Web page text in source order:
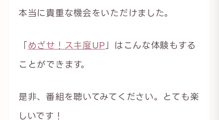
本当に貴重な機会をいただけました。
めざせ！スキ度UP 」はこんな体験もする
ことができます。
是非、番組を聴いてみてください。とても楽
しいです！